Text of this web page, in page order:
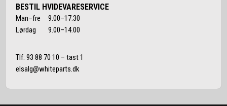
BESTIL HVIDEVARESERVICE
Man–fre 9.00–17.30
Lørdag 9.00–14.00
Tlf: 93 88 70 10 – tast 1
elsalg@whiteparts.dk